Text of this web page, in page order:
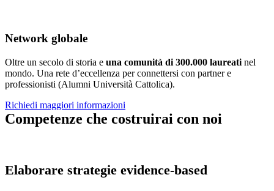
Network globale
Oltre un secolo di storia e una comunità di 300.000 laureati nel
mondo. Una rete d’eccellenza per connettersi con partner e
professionisti (Alumni Università Cattolica).
Richiedi maggiori informazioni
Competenze che costruirai con noi
Elaborare strategie evidence-based